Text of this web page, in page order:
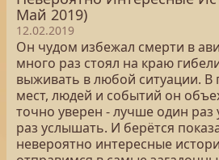
Май 2019)
12.02.2019
Он чудом избежал смерти в
много раз стоял на краю
выживать в любой ситуации. В
мест, людей и событий он
точно уверен - лучше один раз
раз услышать. И берётся
невероятно интересные